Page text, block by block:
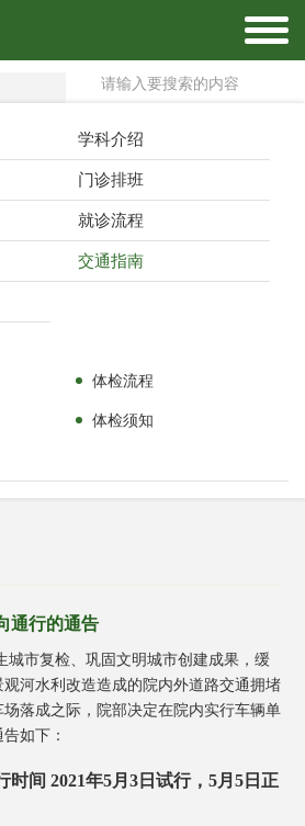
学科介绍
门诊排班
就诊流程
交通指南
体检流程
体检须知
通行的通告
城市复检、巩固文明城市创建成果，缓
河水利改造造成的院内外道路交通拥堵
落成之际，院部决定在院内实行车辆单
如下：
时间 2021年5月3日试行，5月5日正